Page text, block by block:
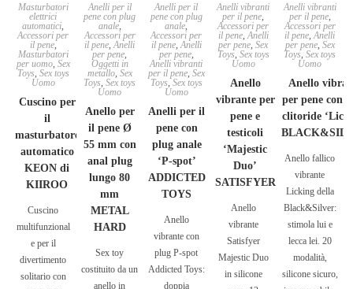
Masturbatori
elettrici
automatici
Accessori per
il pene,
Masturbatori
per uomo, Sex
Toys Sex toys
Uomo
Cuscino per
il
masturbatore
automatico
KEON di
KIIROO
Cuscino
multifunzional
e per il
divertimento
solitario con
Anelli per il
pene con plug
anale,
Accessori per
il pene ,Anelli
per pene
Oggetti in
metallo, Sex
Toys ,Sex toys
Uomo
Anello per
il pene Ø
55 mm con
anal plug
lungo 80
mm
METAL
HARD
Sex toy
costituito da un
anello in
Anelli per il
pene con plug
anale,
Accessori per
il pene, Anelli
per pene,
Anelli vibranti
per il pene, Sex
Toys ,Sex toys
Uomo
Anelli per il
pene con
plug anale
‘P-spot’
ADDICTED
TOYS
Anello
vibrante con
plug P-spot
Addicted Toys:
doppia
Anelli vibranti
per il pene
Accessori per
il pene, Anelli
per pene ,Sex
Toys, Sex toys
Uomo
Anello
vibrante per
pene e
testicoli
‘Majestic
Duo’
SATISFYER
Anello
vibrante
Satisfyer
Majestic Duo
in silicone
Anelli vibranti
per il pene,
Accessori per
il pene ,Anelli
per pene, Sex
Toys,Sex toys
Uomo
Anello
per pene con
clitoride
Anello fallico
vibrante
Licking della
Black&Silver:
stimola lui e
lecca lei. 20
modalità,
silicone sicuro,